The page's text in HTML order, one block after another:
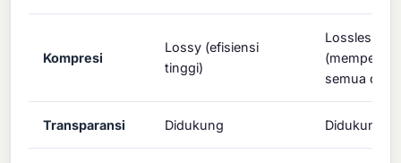
Kompresi
Lossy (efisiensi
tinggi)
Lossless
semua data)
Transparansi Didukung Didukung